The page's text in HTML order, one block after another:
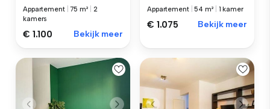
Appartement |75 m²
2
kamers
€ 1.100 Bekijk meer
Appartement |54 m² 1 kamer
€ 1.075 Bekijk meer